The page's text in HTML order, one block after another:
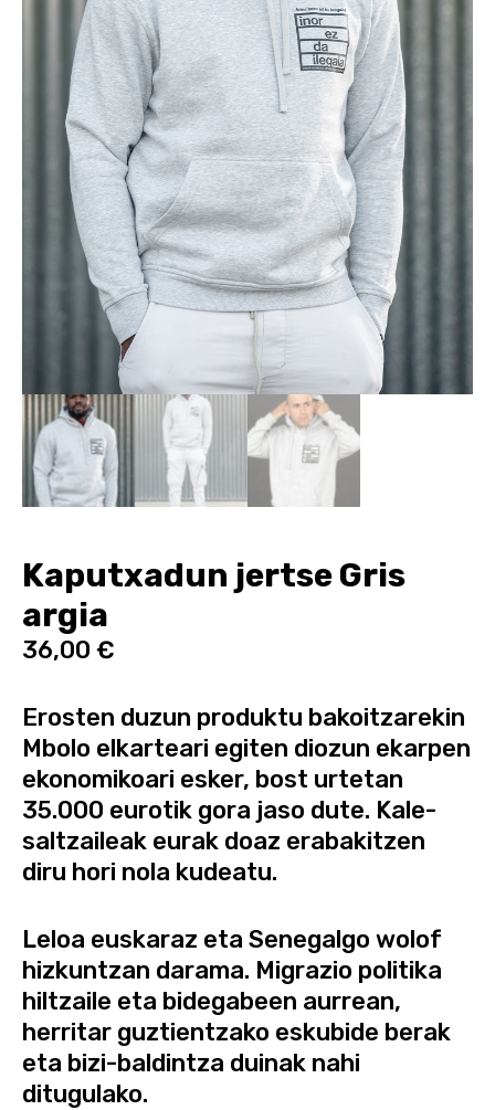
Kaputxadun jertse Gris
argia
36,00 €
Erosten duzun produktu bakoitzarekin
Mbolo elkarteari egiten diozun ekarpen
ekonomikoari esker, bost urtetan
35.000 eurotik gora jaso dute. Kale-
saltzaileak eurak doaz erabakitzen
diru hori nola kudeatu.
Leloa euskaraz eta Senegalgo wolof
hizkuntzan darama. Migrazio politika
hiltzaile eta bidegabeen aurrean,
herritar guztientzako eskubide berak
eta bizi-baldintza duinak nahi
ditugulako.